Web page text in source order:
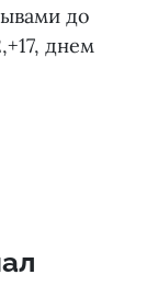
до
днем